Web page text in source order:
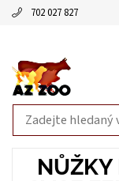
702 027 827
NŮŽKY